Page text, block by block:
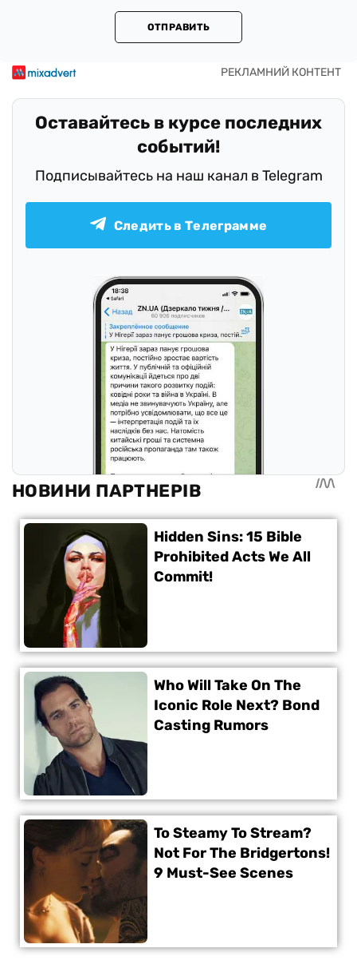
ОТПРАВИТЬ
Оставайтесь в курсе последних
событий!
Подписывайтесь на наш канал в Telegram
Следить в Телеграмме